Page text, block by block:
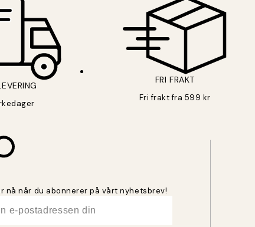
FRI FRAKT
Fri frakt fra 599 kr
nå når du abonnerer på vårt nyhetsbrev!